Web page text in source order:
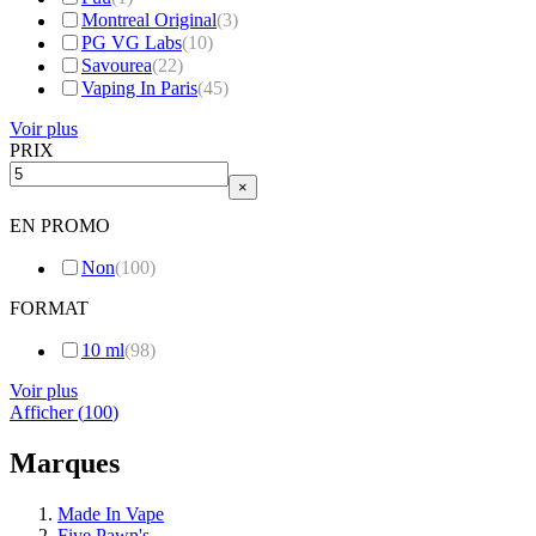
Montreal Original(3)
PG VG Labs(10)
Savourea(22)
Vaping In Paris(45)
Voir plus
PRIX
×
EN PROMO
Non(100)
FORMAT
10 ml(98)
Voir plus
Afficher(100)
Marques
Made In Vape